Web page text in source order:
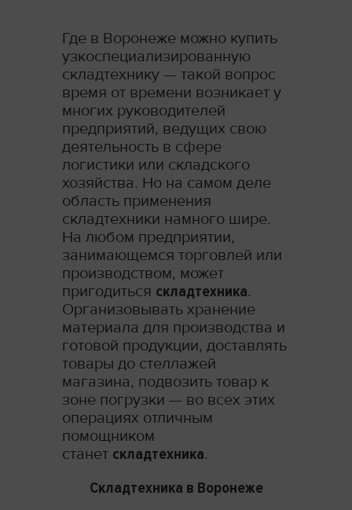
Где в Воронеже можно купить
узкоспециализированную
складтехнику — такой вопрос
время от времени возникает у
многих руководителей
предприятий, ведущих свою
деятельность в сфере
логистики или складского
хозяйства. Но на самом деле
область применения
складтехники намного шире.
На любом предприятии,
занимающемся торговлей или
производством, может
пригодиться складтехника.
Организовывать хранение
материала для производства и
готовой продукции, доставлять
товары до стеллажей
магазина, подвозить товар к
зоне погрузки — во всех этих
операциях отличным
помощником
станет складтехника.
Складтехника в Воронеже